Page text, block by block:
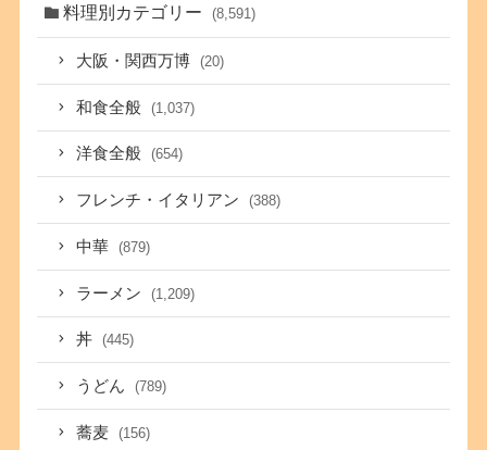
料理別カテゴリー (8,591)
大阪・関西万博 (20)
和食全般 (1,037)
洋食全般 (654)
フレンチ・イタリアン (388)
中華 (879)
ラーメン (1,209)
丼 (445)
うどん (789)
蕎麦 (156)